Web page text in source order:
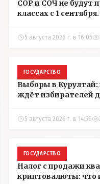
СОР и СОЧ не будут
классах с 1
5 августа 2026 г. в 16:05
ГОСУДАРСТВО
Выборы в Курултай:
ждёт избирателей
5 августа 2026 г. в 14:56
ГОСУДАРСТВО
Налог с продажи
криптовалюты: что